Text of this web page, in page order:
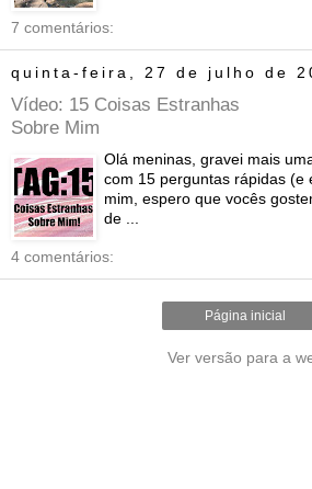
7 comentários:
quinta-feira, 27 de julho de
Vídeo: 15 Coisas Estranhas
Sobre Mim
Olá meninas, gravei mais
com 15 perguntas rápidas (e
mim, espero que vocês
de ...
4 comentários:
Página inicial
Ver versão para a